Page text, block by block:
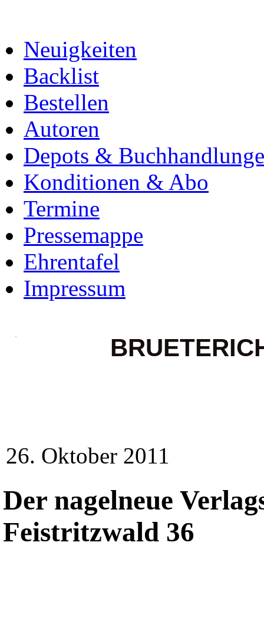
Neuigkeiten
Backlist
Bestellen
Autoren
Depots &
Konditionen & Abo
Termine
Pressemappe
Ehrentafel
Impressum
26. Oktober 2011
Der nagelneue
Feistritzwald 36